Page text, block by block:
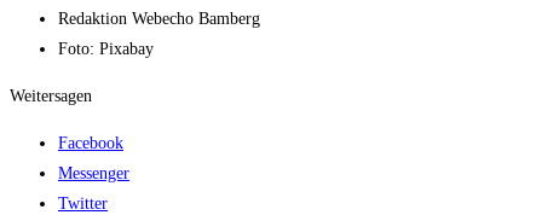
Redak­ti­on Web­echo Bamberg
Foto: Pixabay
Weitersagen
Facebook
Messenger
Twitter